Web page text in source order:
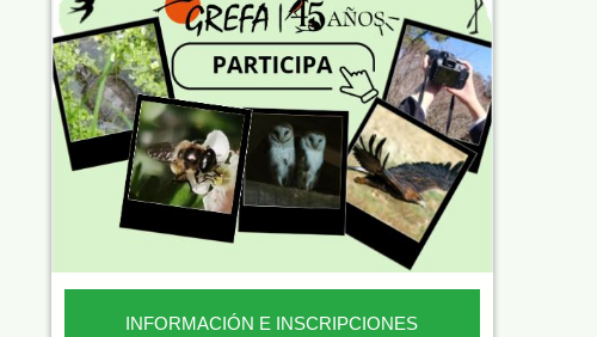
INFORMACIÓN E INSCRIPCIONES